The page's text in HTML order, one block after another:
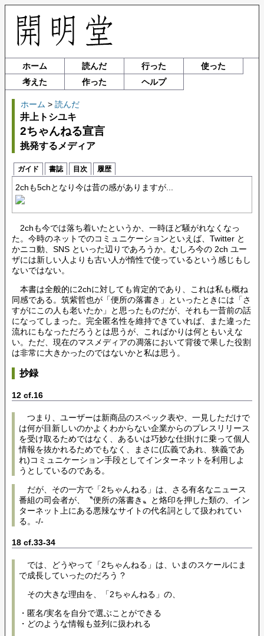
ホーム 読んだ 行った
使った
考えた
作った ヘルプ
ホーム > 読んだ
井上トシユキ
2ちゃんねる宣言
挑発するメディア
ガイド 書誌 目次 履歴
2chも5chとなり今は昔の感がありますが...
2chも今では落ち着いたというか、一時ほど騒がれなくなっ
た。今時のネットでのコミュニケーションといえば、Twitter と
かニコ動、SNS といった辺りであろうか。むしろ今の 2ch ユー
ザには新しい人よりも古い人が惰性で使っているという感じもし
ないではない。
本書は全般的に2chに対しても肯定的であり、これは私も概ね
同感である。筑紫哲也が「便所の落書き」といったときには「さ
すがにこの人も老いたか」と思ったものだが、それも一昔前の話
になってしまった。完全匿名性を維持できていれば、また違った
流れにもなっただろうとは思うが、こればかりは何ともいえな
い。ただ、現在のマスメディアの凋落において背後で果した役割
は非常に大きかったのではないかと私は思う。
抄録
12 cf.16
つまり、ユーザーは新商品のスペック表や、一見しただけで
は何が目新しいのかよくわからない企業からのプレスリリース
を受け取るためではなく、あるいは巧妙な仕掛けに乗って個人
情報を抜かれるためでもなく、まさに(広義であれ、狭義であ
れ)コミュニケーション手段としてインターネットを利用しよ
うとしているのである。
だが、その一方で「2ちゃんねる」は、さる有名なニュース
番組の司会者が、〝便所の落書き〟と烙印を押した類の、イン
ターネット上にある悪辣なサイトの代名詞として扱われてい
る。-/-
18 cf.33-34
では、どうやって「2ちゃんねる」は、いまのスケールにま
で成長していったのだろう ?
その大きな理由を、「2ちゃんねる」の、
・匿名/実名を自分で選ぶことができる
・どのような情報も並列に扱われる